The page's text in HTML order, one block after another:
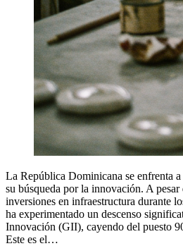
La República Dominicana se enfrenta
su búsqueda por la innovación. A
inversiones en infraestructura durante
ha experimentado un descenso
Innovación (GII), cayendo del puesto
Este es el…